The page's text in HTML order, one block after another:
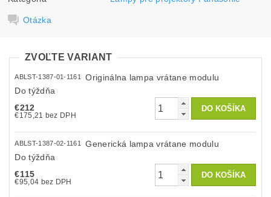
Otázka
ZVOĽTE VARIANT
ABLST-1387-01-1161
Originálna lampa vrátane modulu
Do týždňa
€212
€175,21 bez DPH
ABLST-1387-02-1161
Generická lampa vrátane modulu
Do týždňa
€115
€95,04 bez DPH